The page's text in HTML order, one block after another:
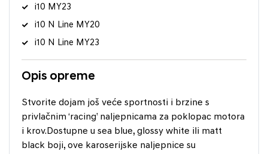
i10 MY23
i10 N Line MY20
i10 N Line MY23
Opis opreme
Stvorite dojam još veće sportnosti i brzine s
privlačnim ‘racing’ naljepnicama za poklopac motora
i krov.Dostupne u sea blue, glossy white ili matt
black boji, ove karoserijske naljepnice su